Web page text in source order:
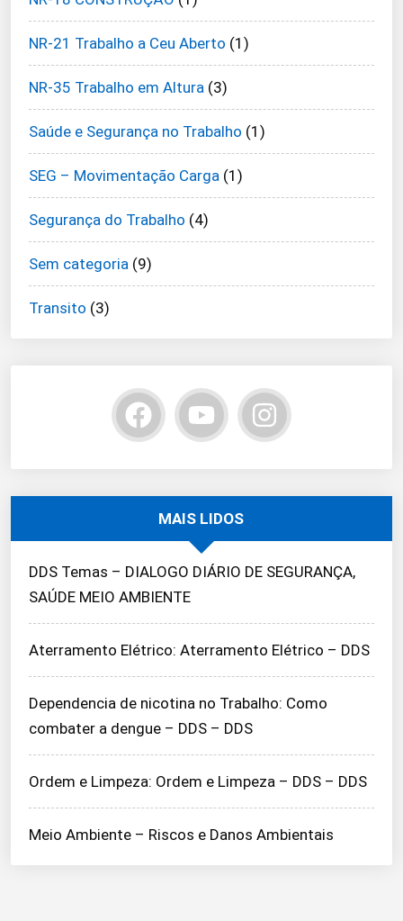
NR-21 Trabalho a Ceu Aberto (1)
NR-35 Trabalho em Altura (3)
Saúde e Segurança no Trabalho (1)
SEG – Movimentação Carga (1)
Segurança do Trabalho (4)
Sem categoria (9)
Transito (3)
MAIS LIDOS
DDS Temas – DIALOGO DIÁRIO DE SEGURANÇA,
SAÚDE MEIO AMBIENTE
Aterramento Elétrico: Aterramento Elétrico – DDS
Dependencia de nicotina no Trabalho: Como
combater a dengue – DDS – DDS
Ordem e Limpeza: Ordem e Limpeza – DDS – DDS
Meio Ambiente – Riscos e Danos Ambientais